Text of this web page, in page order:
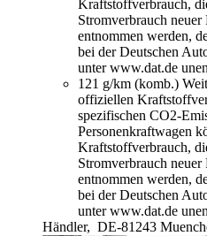
Kraftstoffverbrauch,
Stromverbrauch
entnommen werden,
bei der Deutschen
unter www.dat.de
121 g/km (komb.)
offiziellen
spezifischen CO2-
Personenkraftwagen
Kraftstoffverbrauch,
Stromverbrauch
entnommen werden,
bei der Deutschen
unter www.dat.de
Händler, DE-81243